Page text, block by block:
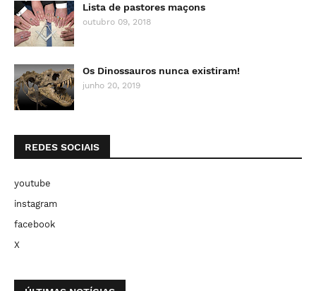
Lista de pastores maçons
outubro 09, 2018
Os Dinossauros nunca existiram!
junho 20, 2019
REDES SOCIAIS
youtube
instagram
facebook
X